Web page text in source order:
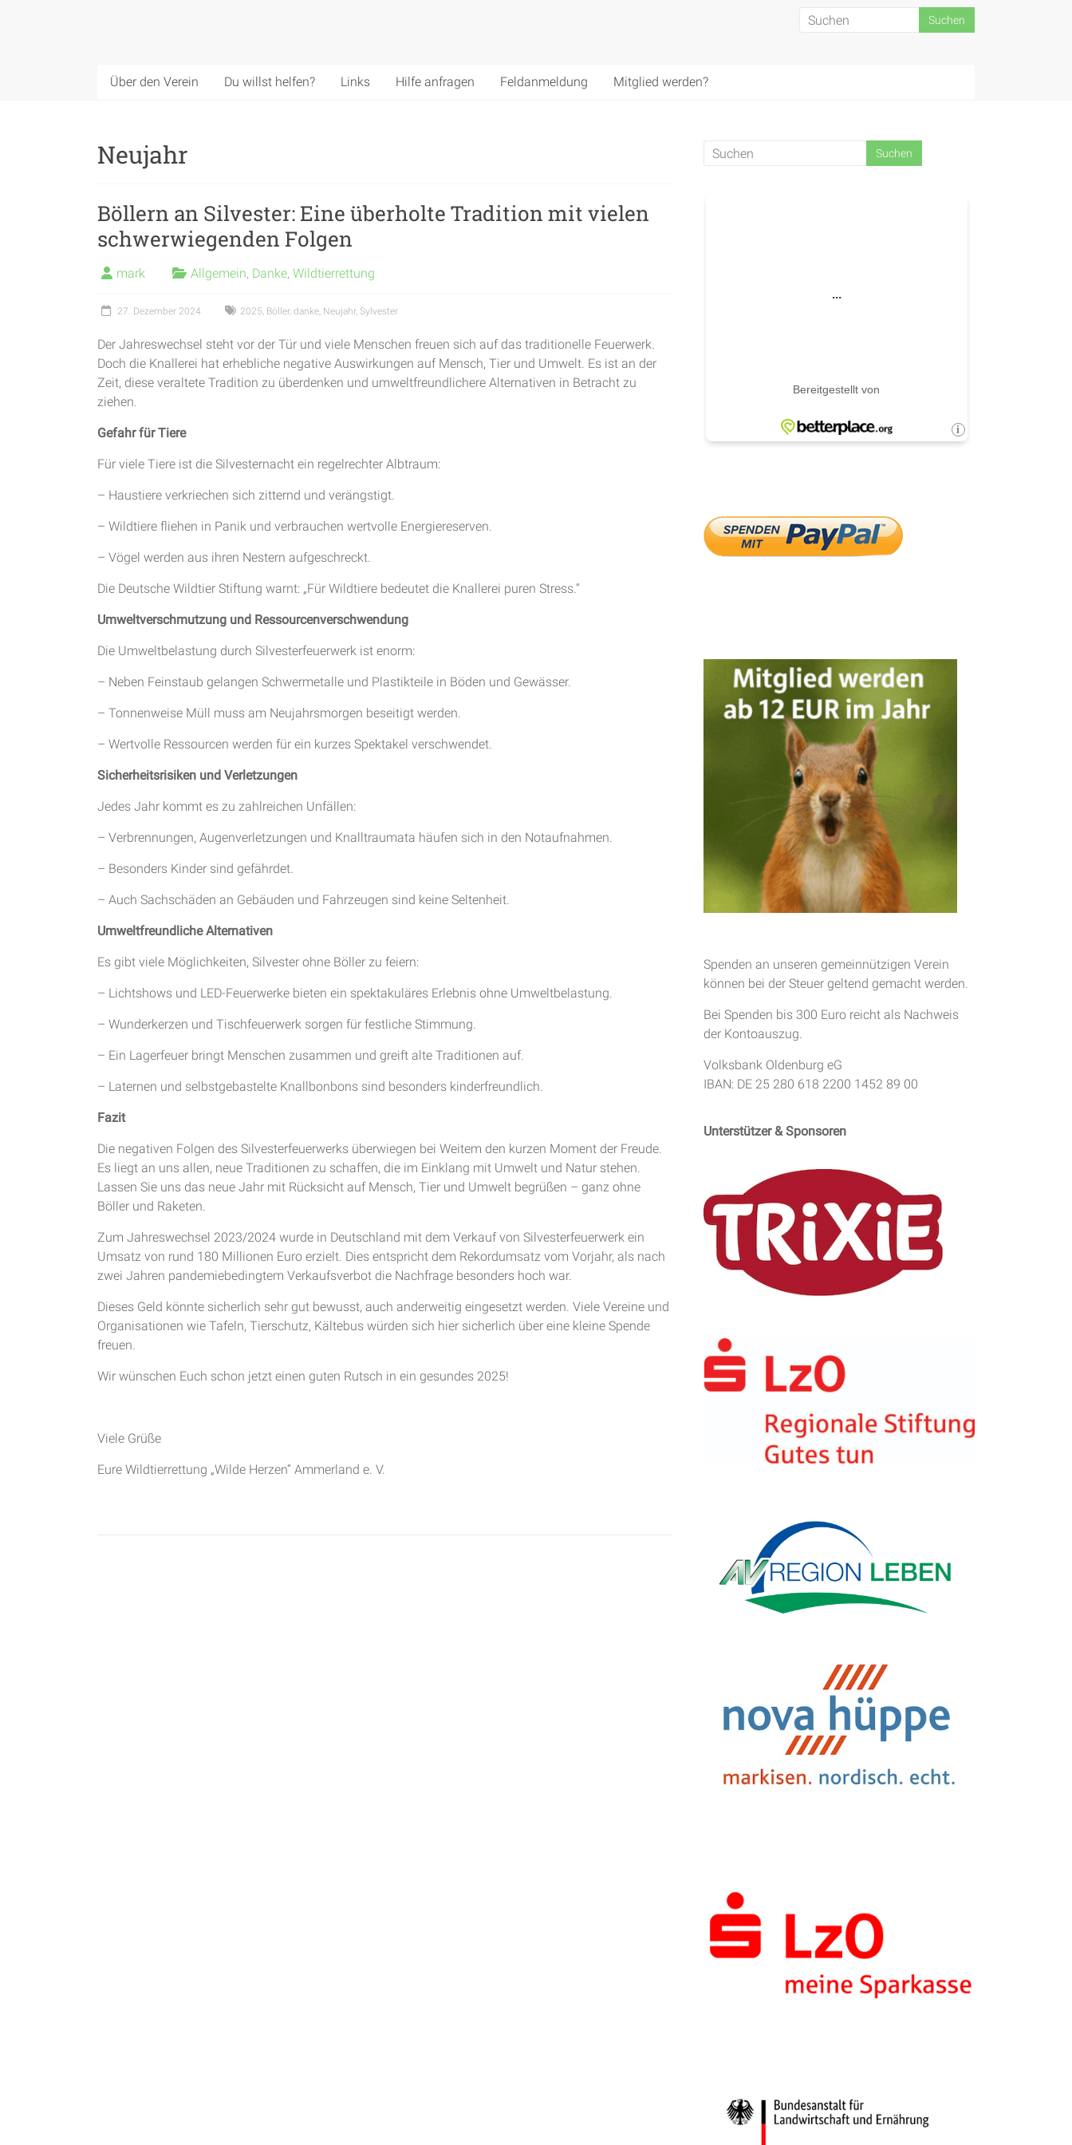
Über den Verein Du willst helfen? Links Hilfe anfragen Feldanmeldung Mitglied werden?
Neujahr
Böllern an Silvester: Eine überholte Tradition mit vielen
schwerwiegenden Folgen
mark Allgemein, Danke, Wildtierrettung
27. Dezember 2024 2025, Böller, danke, Neujahr, Sylvester
Der Jahreswechsel steht vor der Tür und viele Menschen freuen sich auf das traditionelle Feuerwerk.
Doch die Knallerei hat erhebliche negative Auswirkungen auf Mensch, Tier und Umwelt. Es ist an der
Zeit, diese veraltete Tradition zu überdenken und umweltfreundlichere Alternativen in Betracht zu
ziehen.
Gefahr für Tiere
Für viele Tiere ist die Silvesternacht ein regelrechter Albtraum:
– Haustiere verkriechen sich zitternd und verängstigt.
– Wildtiere fliehen in Panik und verbrauchen wertvolle Energiereserven.
– Vögel werden aus ihren Nestern aufgeschreckt.
Die Deutsche Wildtier Stiftung warnt: „Für Wildtiere bedeutet die Knallerei puren Stress.“
Umweltverschmutzung und Ressourcenverschwendung
Die Umweltbelastung durch Silvesterfeuerwerk ist enorm:
– Neben Feinstaub gelangen Schwermetalle und Plastikteile in Böden und Gewässer.
– Tonnenweise Müll muss am Neujahrsmorgen beseitigt werden.
– Wertvolle Ressourcen werden für ein kurzes Spektakel verschwendet.
Sicherheitsrisiken und Verletzungen
Jedes Jahr kommt es zu zahlreichen Unfällen:
– Verbrennungen, Augenverletzungen und Knalltraumata häufen sich in den Notaufnahmen.
– Besonders Kinder sind gefährdet.
– Auch Sachschäden an Gebäuden und Fahrzeugen sind keine Seltenheit.
Umweltfreundliche Alternativen
Es gibt viele Möglichkeiten, Silvester ohne Böller zu feiern:
– Lichtshows und LED-Feuerwerke bieten ein spektakuläres Erlebnis ohne Umweltbelastung.
– Wunderkerzen und Tischfeuerwerk sorgen für festliche Stimmung.
– Ein Lagerfeuer bringt Menschen zusammen und greift alte Traditionen auf.
– Laternen und selbstgebastelte Knallbonbons sind besonders kinderfreundlich.
Fazit
Die negativen Folgen des Silvesterfeuerwerks überwiegen bei Weitem den kurzen Moment der Freude.
Es liegt an uns allen, neue Traditionen zu schaffen, die im Einklang mit Umwelt und Natur stehen.
Lassen Sie uns das neue Jahr mit Rücksicht auf Mensch, Tier und Umwelt begrüßen – ganz ohne
Böller und Raketen.
Zum Jahreswechsel 2023/2024 wurde in Deutschland mit dem Verkauf von Silvesterfeuerwerk ein
Umsatz von rund 180 Millionen Euro erzielt. Dies entspricht dem Rekordumsatz vom Vorjahr, als nach
zwei Jahren pandemiebedingtem Verkaufsverbot die Nachfrage besonders hoch war.
Dieses Geld könnte sicherlich sehr gut bewusst, auch anderweitig eingesetzt werden. Viele Vereine und
Organisationen wie Tafeln, Tierschutz, Kältebus würden sich hier sicherlich über eine kleine Spende
freuen.
Wir wünschen Euch schon jetzt einen guten Rutsch in ein gesundes 2025!
Viele Grüße
Eure Wildtierrettung „Wilde Herzen“ Ammerland e. V.
Spenden an unseren gemeinnützigen Verein
können bei der Steuer geltend gemacht werden.
Bei Spenden bis 300 Euro reicht als Nachweis
der Kontoauszug.
Volksbank Oldenburg eG
IBAN: DE 25 280 618 2200 1452 89 00
Unterstützer & Sponsoren